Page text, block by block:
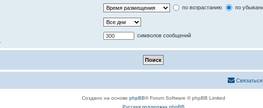
по возрастанию по
символов сообщений
Создано на основе phpBB® Forum Software © phpBB Limited
Русская поддержка phpBB